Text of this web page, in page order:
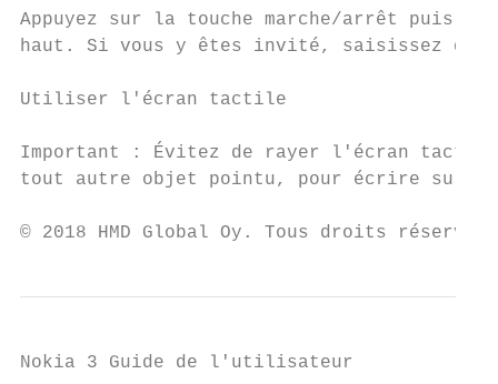
Appuyez sur la touche marche/arrêt puis
haut. Si vous y êtes invité, saisissez des
Utiliser l'écran tactile
Important : Évitez de rayer l'écran
tout autre objet pointu, pour écrire sur
© 2018 HMD Global Oy. Tous
Nokia 3 Guide de l'utilisateur